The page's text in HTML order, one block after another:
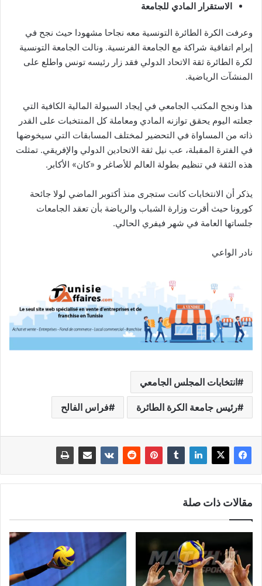
الاستقرار المادي للجامعة
وعرفت الكرة الطائرة التونسية معه نجاحا مشهودا حيث نجح في
إبرام اتفاقية شراكة مع الجامعة الفرنسية. ونالت الجامعة التونسية
لكرة الطائرة ثقة الاتحاد الدولي فقد زار رئيسه تونس واطلع على
المنشآت الرياضية.
هذا ونجح المكتب الجامعي في إيجاد السيولة المالية الكافية التي
جعلته اليوم يحقق توازنه المادي ومعاملة كل المنتخبات على القدر
ذاته من المساواة في التحضير لمختلف المسابقات التي سيخوضها
في الفترة المقبلة، عب نيل ثقة الاتحادين الدولي والإفريقي. تمثلت
هذه الثقة في تنظيم بطولة العالم للأصاغر و «كان» الأكابر.
يذكر أن الانتخابات كانت ستجرى منذ أكتوبر الماضي لولا جائحة
كورونا حيث أقرت وزارة الشباب والرياضة بأن تعقد الجامعات
جلساتها العامة في شهر فيفري الحالي.
نادر الواعي
انتخابات المجلس الجامعي
رئيس جامعة الكرة الطائرة فراس الفالح
مقالات ذات صلة